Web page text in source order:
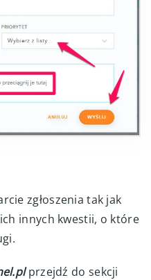
zgłoszenia tak jak
innych kwestii, o które
przejdź do sekcji